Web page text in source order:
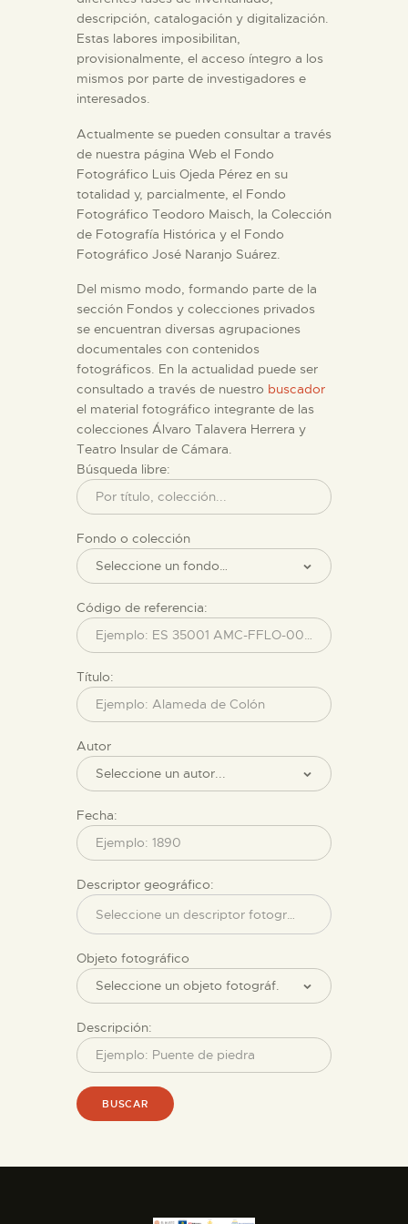
DIDÁCTICA
ESPAÑOL
PREPARAR LA VISITA
ACTIVIDADES
█
EL MUSEO
COLECCIONES
DIDÁCTICA
ESPAÑOL
descripción, catalogación y digitalización.
Estas labores imposibilitan,
provisionalmente, el acceso íntegro a los
mismos por parte de investigadores e
interesados.
Actualmente se pueden consultar a través
de nuestra página Web el Fondo
Fotográfico Luis Ojeda Pérez en su
totalidad y, parcialmente, el Fondo
Fotográfico Teodoro Maisch, la Colección
de Fotografía Histórica y el Fondo
Fotográfico José Naranjo Suárez.
Del mismo modo, formando parte de la
sección Fondos y colecciones privados
se encuentran diversas agrupaciones
documentales con contenidos
fotográficos. En la actualidad puede ser
consultado a través de nuestro buscador
el material fotográfico integrante de las
colecciones Álvaro Talavera Herrera y
Teatro Insular de Cámara.
Búsqueda libre:
Fondo o colección
Código de referencia:
Título:
Autor
Fecha:
Descriptor geográfico:
Objeto fotográfico
Descripción:
BUSCAR